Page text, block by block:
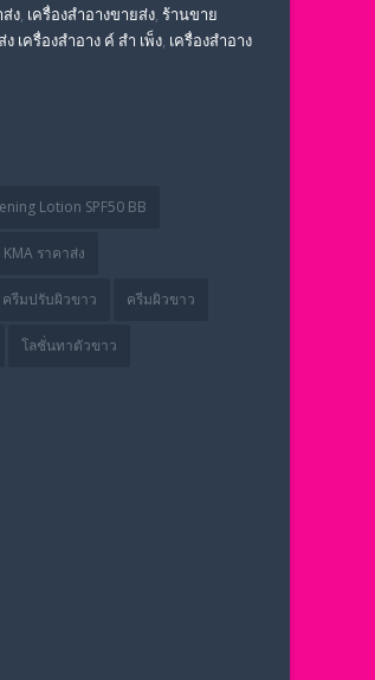
ง, เครื่องสําอางขายส่ง, ร้านขาย
เครื่องสำอาง ค์ สำ เพ็ง, เครื่องสำอาง
Lotion SPF50 BB
KMA ราคาส่ง
ครีมปรับผิวขาว ครีมผิวขาว
โลชั่นทาตัวขาว